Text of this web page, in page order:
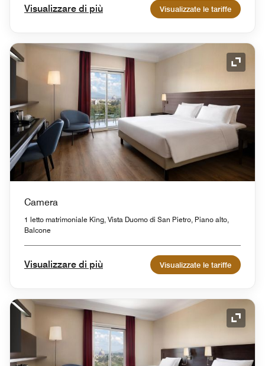
Visualizzare di più Visualizzate le tariffe
Icona
Camera
1 letto matrimoniale King, Vista Duomo di San Pietro, Piano alto,
Balcone
Visualizzare di più Visualizzate le tariffe
Icona